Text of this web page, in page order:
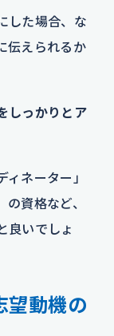
した場合、な
伝えられるか
しっかりとア
ネーター」
資格など、
良いでしょ
望動機の